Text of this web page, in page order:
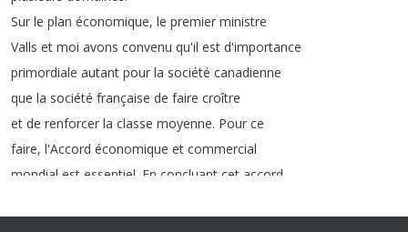
Sur le plan économique, le premier ministre
Valls et moi avons convenu qu'il est d'importance
primordiale autant pour la société canadienne
que la société française de faire croître
et de renforcer la classe moyenne. Pour ce
faire, l'Accord économique et commercial
mondial est essentiel En concluant cet accord